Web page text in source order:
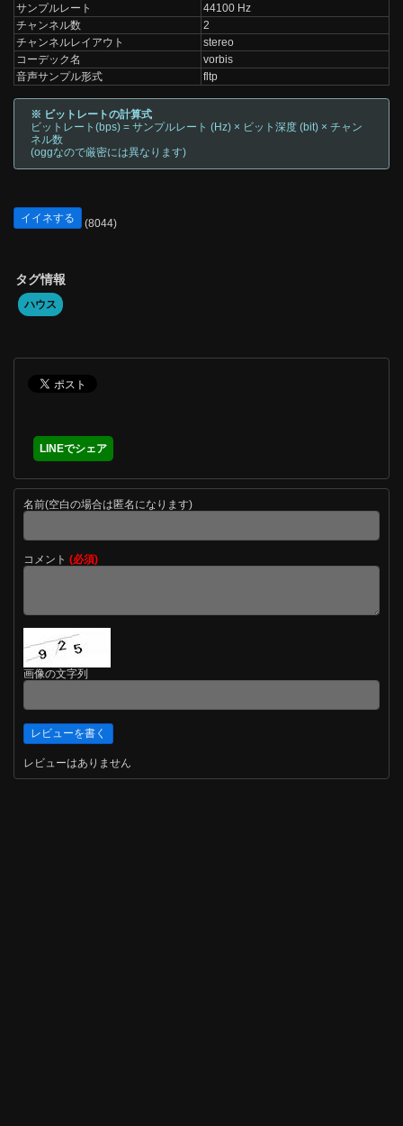
サンプルレート
44100 Hz
チャンネル数
2
チャンネルレイアウト
stereo
コーデック名
vorbis
音声サンプル形式
fltp
※ ビットレートの計算式
ビットレート(bps) = サンプルレート (Hz) × ビット深度 (bit) × チャン
ネル数
(oggなので厳密には異なります)
イイネする (8044)
タグ情報
ハウス
LINEでシェア
名前(空白の場合は匿名になります)
コメント (必須)
画像の文字列
レビューはありません